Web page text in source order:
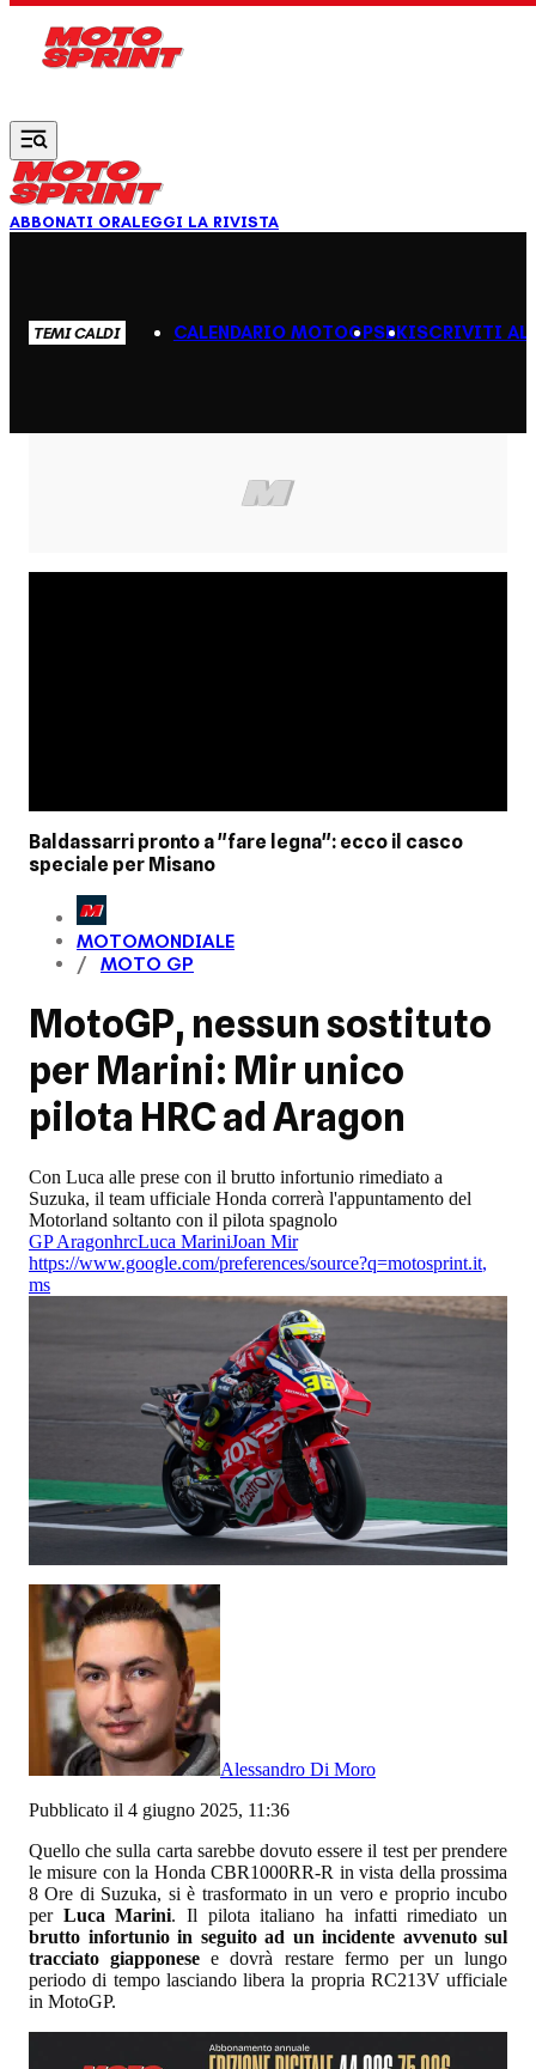
ABBONATI ORALEGGI LA RIVISTA
TEMI CALDI CALENDARIO MOTOGPSBKISCRIVITI AL
Baldassarri pronto a "fare legna": ecco il casco
speciale per Misano
MOTOMONDIALE
MOTO GP
MotoGP, nessun sostituto
per Marini: Mir unico
pilota HRC ad Aragon
Con Luca alle prese con il brutto infortunio rimediato a
Suzuka, il team ufficiale Honda correrà l'appuntamento del
Motorland soltanto con il pilota spagnolo
GP AragonhrcLuca MariniJoan Mir
https://www.google.com/preferences/source?q=motosprint.it,
ms
Alessandro Di Moro
Pubblicato il 4 giugno 2025, 11:36
Quello che sulla carta sarebbe dovuto essere il test per prendere
le misure con la Honda CBR1000RR-R in vista della prossima
8 Ore di Suzuka, si è trasformato in un vero e proprio incubo
per Luca Marini. Il pilota italiano ha infatti rimediato un
brutto infortunio in seguito ad un incidente avvenuto sul
tracciato giapponese e dovrà restare fermo per un lungo
periodo di tempo lasciando libera la propria RC213V ufficiale
in MotoGP.